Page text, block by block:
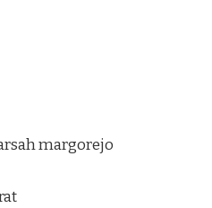
margorejo